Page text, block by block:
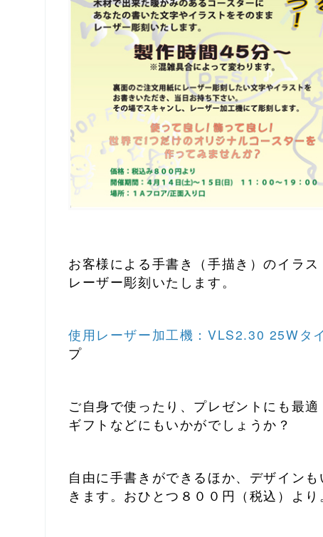
お客様による手書き（手描き）のイラ
レーザー彫刻いたします。
使用レーザー加工機：VLS2.30 25Wタ
プ
ご自身で使ったり、プレゼントにも最
ギフトなどにもいかがでしょうか？
自由に手書きができるほか、デザイン
きます。おひとつ８００円（税込）より